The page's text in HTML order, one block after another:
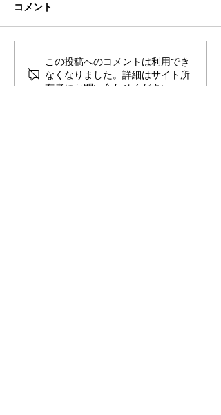
🌊ハガネの肉体を持つ職
員、岩瀬道へ！
コメント
この投稿へのコメントは利用でき
なくなりました。詳細はサイト所
有者にお問い合わせください。